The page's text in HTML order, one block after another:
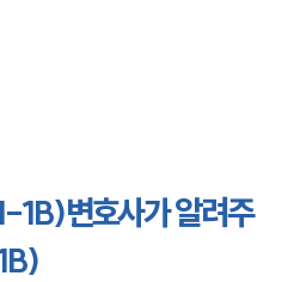
1B)변호사가 알려주